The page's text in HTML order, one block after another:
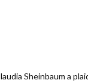
Sheinbaum a